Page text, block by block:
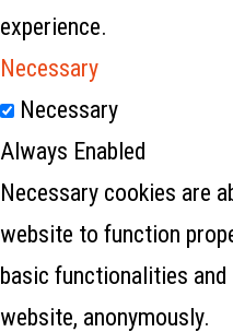
experience.
Necessary
Necessary
Always Enabled
Necessary cookies are
website to function
basic functionalities
website, anonymously.